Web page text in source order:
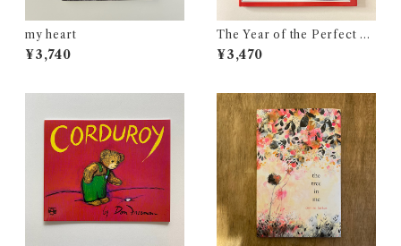
my heart
¥3,740
The Year of the Perfect C
hristmas Tree: An Appalach
ian Story
¥3,470